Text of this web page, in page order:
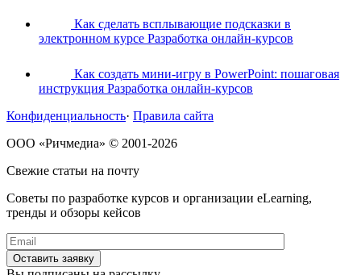
Как сделать всплывающие подсказки в
электронном курсе Разработка онлайн-курсов
Как создать мини-игру в PowerPoint: пошаговая
инструкция Разработка онлайн-курсов
Конфиденциальность· Правила сайта
ООО «Ричмедиа» © 2001-2026
Свежие статьи на почту
Советы по разработке курсов и организации eLearning,
тренды и обзоры кейсов